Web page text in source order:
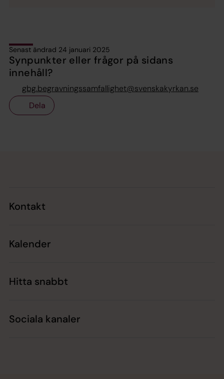
Senast ändrad 24 januari 2025
Synpunkter eller frågor på sidans
innehåll?
gbg.begravningssamfallighet@svenskakyrkan.se
Dela
Kontakt
Kalender
Hitta snabbt
Sociala kanaler